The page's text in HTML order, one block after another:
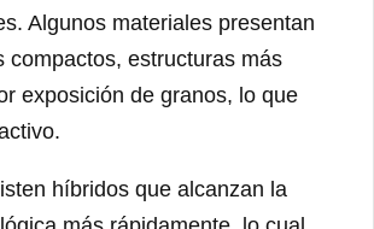
Algunos materiales presentan
compactos, estructuras más
exposición de granos, lo que
híbridos que alcanzan la